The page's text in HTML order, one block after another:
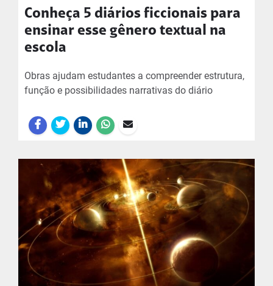
Conheça 5 diários ficcionais para
ensinar esse gênero textual na
escola
Obras ajudam estudantes a compreender estrutura,
função e possibilidades narrativas do diário